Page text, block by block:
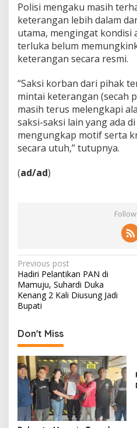
Polisi mengaku masih
keterangan lebih dalam
utama, mengingat kondisi
terluka belum
keterangan secara resmi.
“Saksi korban dari pihak
mintai keterangan (secah
masih terus melengkapi
saksi-saksi lain yang ada
mengungkap motif serta
secara utuh,” tutupnya.
(ad/ad)
P
o
s
t
n
a
v
i
g
a
Previous post
Hadiri Pelantikan PAN di
Mamuju, Suhardi Duka
Kenang 2 Kali Diusung Jadi
Bupati
Don't Miss